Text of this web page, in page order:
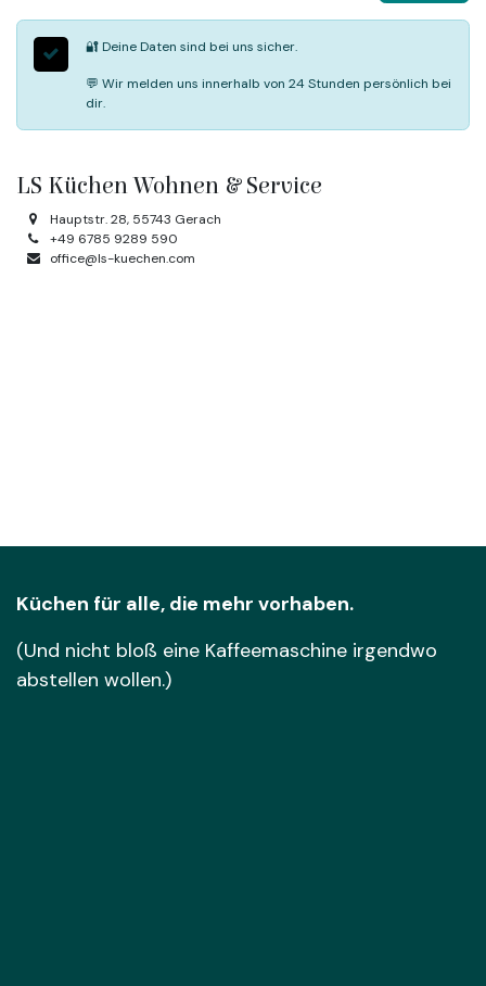
🔐 Deine Daten sind bei uns sicher.
💬 Wir melden uns innerhalb von 24 Stunden persönlich bei
dir.
LS Küchen Wohnen & Service
Hauptstr. 28, 55743 Gerach
+49 6785 9289 590
office@ls-kuechen.com
Küchen für alle, die mehr vorhaben.
(Und nicht bloß eine Kaffeemaschine irgendwo
abstellen wollen.)